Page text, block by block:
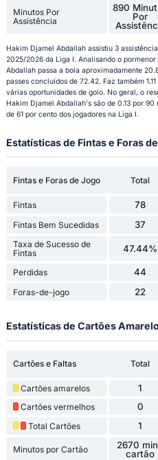
Minutos Por
Assistência
890
Por
Hakim Djamel Abdallah assistiu 3
2025/2026 da Liga I. Analisando o
Abdallah passa a bola aproximadamente
passes concluídos de 72.42. Faz também
várias oportunidades de golo. No geral, o
Hakim Djamel Abdallah's são de 0.13 por
de 61 por cento dos jogadores na Liga I.
Estatísticas de Fintas e Foras
Fintas e Foras de Jogo Total
Fintas 78
Fintas Bem Sucedidas 37
Taxa de Sucesso de
Fintas
47.44%
Perdidas 44
Foras-de-jogo 22
Estatísticas de Cartões
Cartões e Faltas Total
Cartões amarelos 1
Cartões vermelhos 0
Total Cartões 1
Minutos por Cartão
2670
cartão